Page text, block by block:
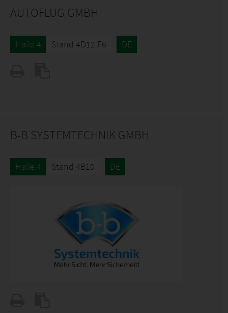
AUTOFLUG GMBH
Halle 4 Stand 4D12.F6 DE
B-B SYSTEMTECHNIK GMBH
Halle 4 Stand 4B10 DE